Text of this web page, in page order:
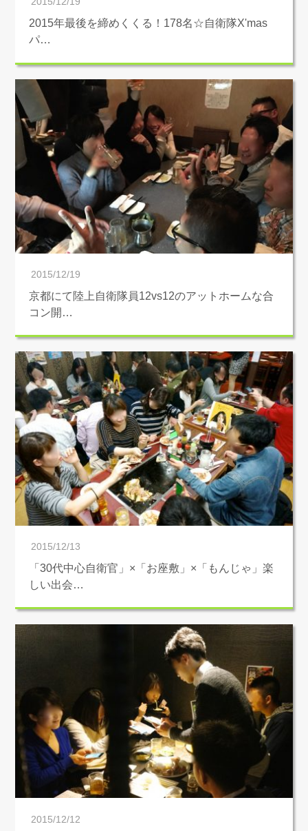
2015年最後を締めくくる！178名☆自衛隊X'mas
パ…
2015/12/19
京都にて陸上自衛隊員12vs12のアットホームな合
コン開…
2015/12/13
「30代中心自衛官」×「お座敷」×「もんじゃ」楽
しい出会…
2015/12/12